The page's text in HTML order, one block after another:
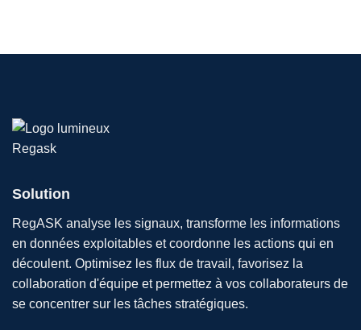
Solution
RegASK analyse les signaux, transforme les informations
en données exploitables et coordonne les actions qui en
découlent. Optimisez les flux de travail, favorisez la
collaboration d'équipe et permettez à vos collaborateurs de
se concentrer sur les tâches stratégiques.